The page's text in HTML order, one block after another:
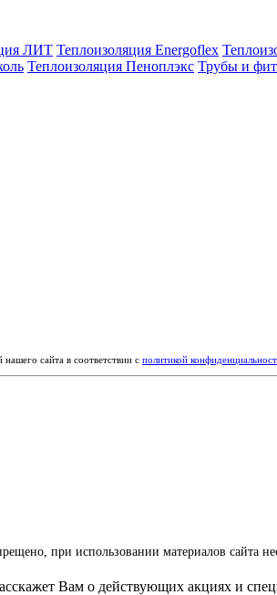
ЛИТ Теплоизоляция Energoflex
Теплоизоляция Пеноплэкс Трубы и
сайта в соответствии с политикой
при использовании материалов сайта
Вам о действующих акциях и